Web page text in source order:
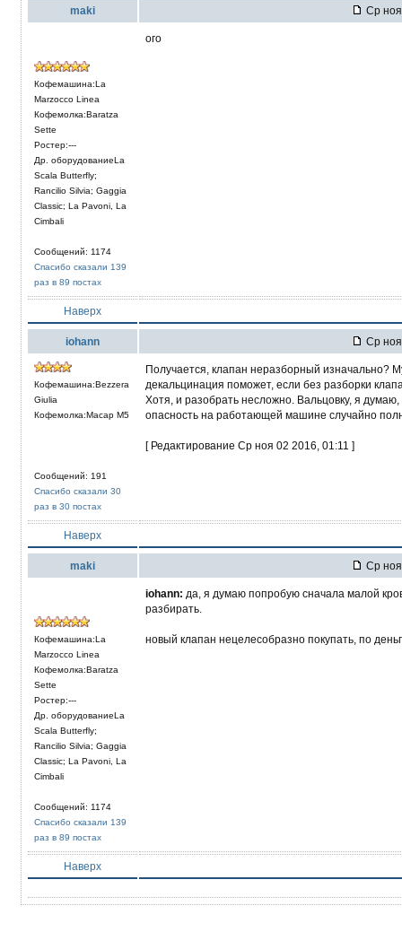
maki Ср
Кофемашина:La
Marzocco Linea
Кофемолка:Baratza
Sette
Ростер:---
Др. оборудованиеLa
Scala Butterfly;
Rancilio Silvia; Gaggia
Classic; La Pavoni, La
Cimbali
Сообщений: 1174
Спасибо сказали 139
раз в 89 постах
ого
Наверх
iohann Ср
Кофемашина:Bezzera
Giulia
Кофемолка:Macap M5
Сообщений: 191
Спасибо сказали 30
раз в 30 постах
Получается, клапан неразборный изначально?
декальцинация поможет, если без разборки
Хотя, и разобрать несложно. Вальцовку, я
опасность на работающей машине случайно
[ Редактирование Ср ноя 02 2016, 01:11 ]
Наверх
maki Ср
Кофемашина:La
Marzocco Linea
Кофемолка:Baratza
Sette
Ростер:---
Др. оборудованиеLa
Scala Butterfly;
Rancilio Silvia; Gaggia
Classic; La Pavoni, La
Cimbali
Сообщений: 1174
Спасибо сказали 139
раз в 89 постах
iohann: да, я думаю попробую сначала малой
разбирать.
новый клапан нецелесобразно покупать, по
Наверх